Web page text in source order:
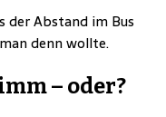
der Abstand im Bus
denn wollte.
– oder?